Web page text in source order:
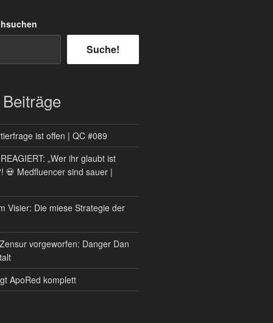
Suche!
ist offen | QC #089
„Wer ihr glaubt ist
💀 Medfluencer sind sauer |
Visier: Die miese Strategie der
vorgeworfen: Danger Dan
ApoRed komplett